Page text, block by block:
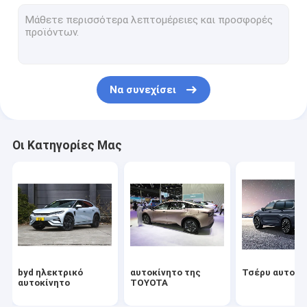
Ηλεκτρικό αυτοκίνητο Xiaomi
Αυτοκίνητο Mercedes
Ηλεκτρικό αυτοκίνητο Seres
Ηλεκτρικό αυτοκίνητο της Lynk & Co
Ηλεκτρικό αυτοκίνητο
Χρησιμοποιημένο αυτοκίνητο
Να συνεχίσει
Οι Κατηγορίες Μας
byd ηλεκτρικό
αυτοκίνητο
αυτοκίνητο της
TOYOTA
Τσέρυ